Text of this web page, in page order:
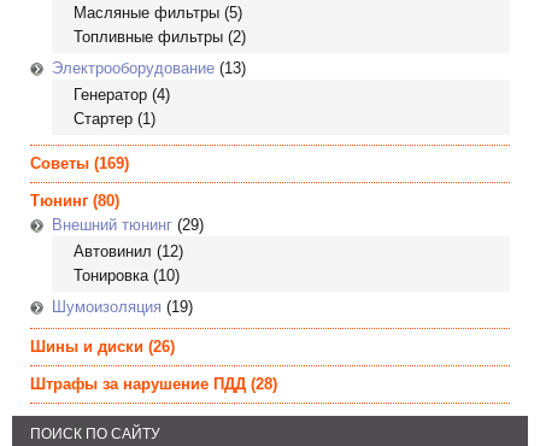
Масляные фильтры (5)
Топливные фильтры (2)
Электрооборудование (13)
Генератор (4)
Стартер (1)
Советы (169)
Тюнинг (80)
Внешний тюнинг (29)
Автовинил (12)
Тонировка(10)
Шумоизоляция (19)
Шины и диски (26)
Штрафы за нарушение ПДД (28)
ПОИСК ПО САЙТУ